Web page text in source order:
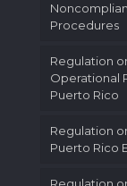
Procedures
Regulation
Operational
Puerto Rico
Regulation
Puerto Rico